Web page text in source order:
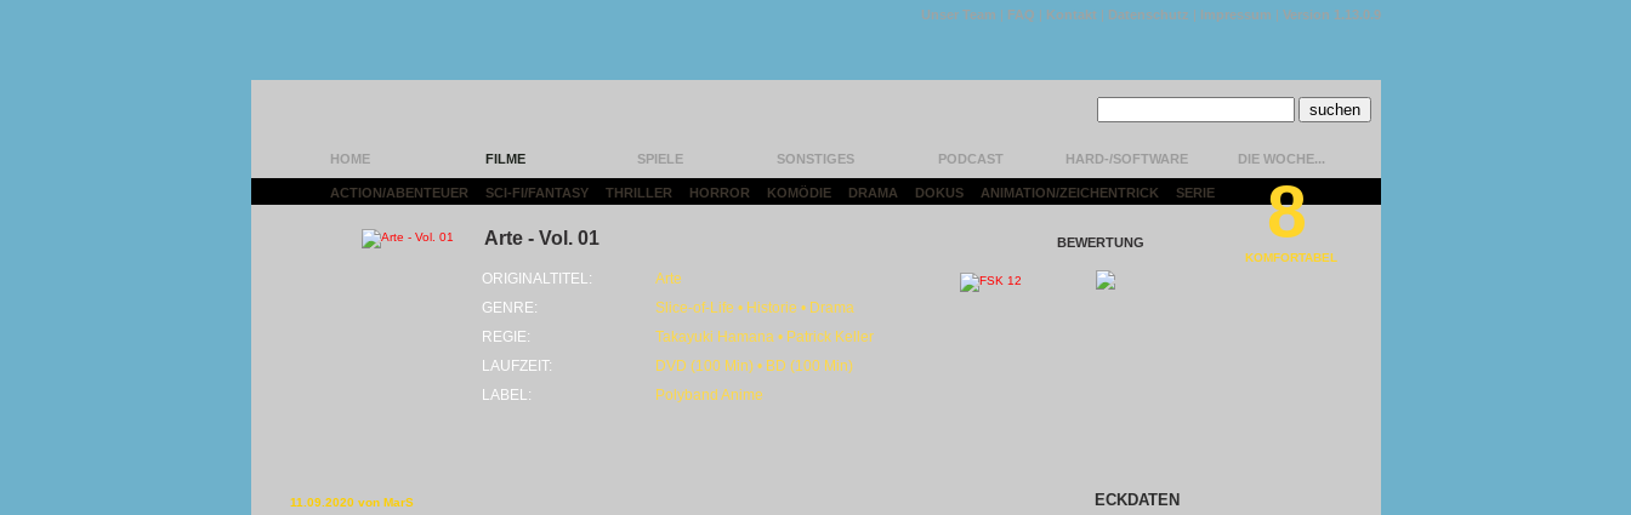
Unser Team | FAQ | Kontakt | Datenschutz | Impressum | Version 1.13.0.9
HOME FILME SPIELE SONSTIGES PODCAST HARD-/SOFTWARE DIE WOCHE...
ACTION/ABENTEUER SCI-FI/FANTASY THRILLER HORROR KOMÖDIE DRAMA DOKUS ANIMATION/ZEICHENTRICK SERIE
Arte - Vol. 01
ORIGINALTITEL:
Arte
GENRE:
Slice-of-Life • Historie • Drama
REGIE:
Takayuki Hamana • Patrick Keller
LAUFZEIT:
DVD (100 Min) • BD (100 Min)
LABEL:
Polyband Anime
BEWERTUNG 8
KOMFORTABEL
11.09.2020 von MarS
ECKDATEN